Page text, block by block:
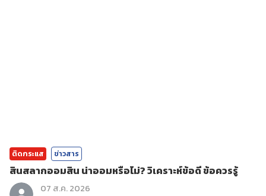
ติดกระแส ข่าวสาร
สินสลากออมสิน น่าออมหรือไม่? วิเคราะห์ข้อดี ข้อควรรู้
07 ส.ค. 2026